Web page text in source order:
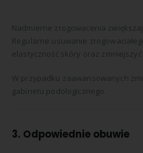
Nadmierne zrogowacenia
Regularne usuwanie
elastyczność skóry oraz
W przypadku zaawansowanych
gabinetu podologicznego.
3. Odpowiednie obuwie